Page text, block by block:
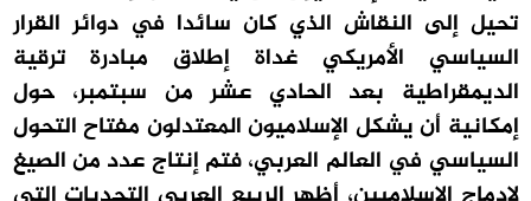
تحيل إلى النقاش الذي كان سائدا في دوائر القرار
السياسي الأمريكي غداة إطلاق مبادرة ترقية
الديمقراطية بعد الحادي عشر من سبتمبر، حول
إمكانية أن يشكل الإسلاميون المعتدلون مفتاح التحول
السياسي في العالم العربي، فتم إنتاج عدد من الصيغ